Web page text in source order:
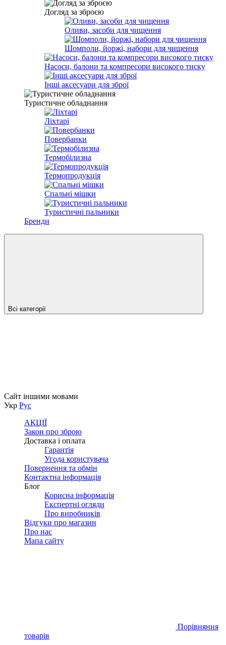
Догляд за зброєю
Оливи, засоби для чищення
Шомполи, йоржі, набори для чищення
Насоси, балони та компресори високого тиску
Інші аксесуари для зброї
Туристичне обладнання
Ліхтарі
Повербанки
Термобілизна
Термопродукція
Спальні мішки
Туристичні пальники
Бренди
Всі категорії
Сайт іншими мовами
Укр Рус
АКЦІЇ
Закон про зброю
Доставка і оплата
Гарантія
Угода користувача
Повернення та обмін
Контактна інформація
Блог
Корисна інформація
Експертні огляди
Про виробників
Відгуки про магазин
Про нас
Мапа сайту
Порівняння
товарів